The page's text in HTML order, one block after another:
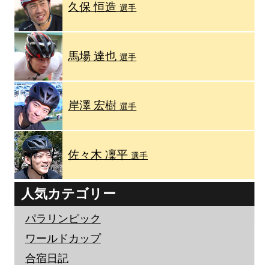
久保 恒造選手
馬場 達也選手
岸澤 宏樹選手
佐々木 凜平選手
人気カテゴリー
パラリンピック
ワールドカップ
合宿日記